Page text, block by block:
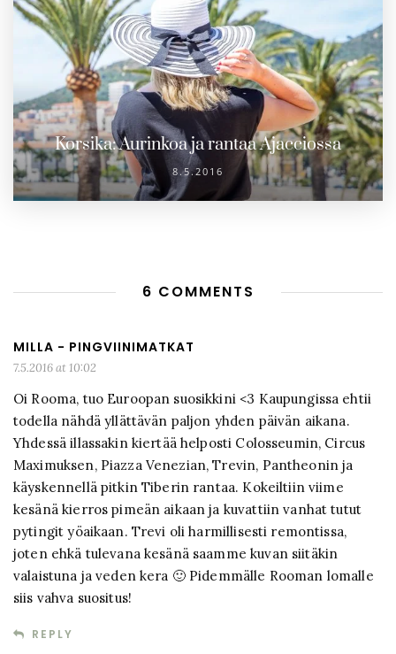
Korsika: Aurinkoa ja rantaa Ajacciossa
8.5.2016
6 COMMENTS
MILLA - PINGVIINIMATKAT
7.5.2016 at 10:02
Oi Rooma, tuo Euroopan suosikkini <3 Kaupungissa ehtii
todella nähdä yllättävän paljon yhden päivän aikana.
Yhdessä illassakin kiertää helposti Colosseumin, Circus
Maximuksen, Piazza Venezian, Trevin, Pantheonin ja
käyskennellä pitkin Tiberin rantaa. Kokeiltiin viime
kesänä kierros pimeän aikaan ja kuvattiin vanhat tutut
pytingit yöaikaan. Trevi oli harmillisesti remontissa,
joten ehkä tulevana kesänä saamme kuvan siitäkin
valaistuna ja veden kera 🙂 Pidemmälle Rooman lomalle
siis vahva suositus!
REPLY